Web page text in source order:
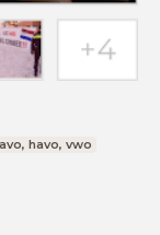
havo, vwo